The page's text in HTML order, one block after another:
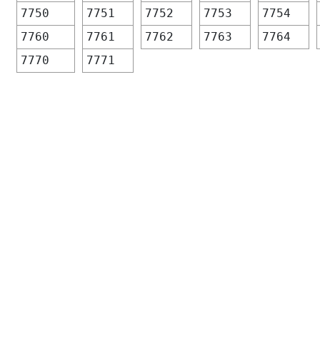
7750
7751 7752 7753
7754
7760
7761 7762 7763
7764
7770
7771